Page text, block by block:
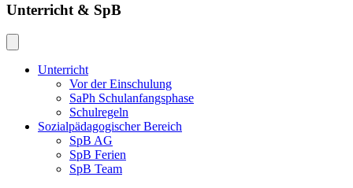
Unterricht & SpB
Unterricht
Vor der Einschulung
SaPh Schulanfangsphase
Schulregeln
Sozialpädagogischer Bereich
SpB AG
SpB Ferien
SpB Team